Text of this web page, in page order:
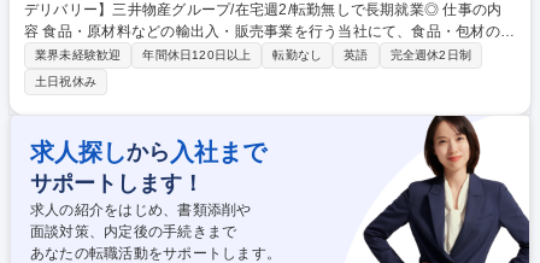
デリバリー】三井物産グループ/在宅週2/転勤無しで長期就業◎ 仕事の内
容 食品・原材料などの輸出入・販売事業を行う当社にて、食品・包材の国
際輸送・物流・需給管理業務を担当いただきます。三井物産グループの基
盤で長期的にキャリア形成をすることが可能なポジションとなります◎
【業務内容】 ■貿易物流管理、各種トラブル対応、物流改善提案 ■輸出入
貨物の入出庫在庫管理、配送手配管理 ■港湾・倉庫への現地立会い等 【商
材】 冷凍野菜、冷凍総菜、香辛料、缶詰等、加工食品全般 募集職種 【貿
易物流業務/デリバリー】三井物産グループ/在宅週2/転勤無しで長期就業
◎
業界未経験歓迎 年間休日120日以上 転勤なし 英語
完全週休2日制
土日祝休み
求人探しから 入社まで
サポートします！
求人の紹介をはじめ、書類添削や
面談対策、内定後の手続きまで
あなたの転職活動をサポートします。